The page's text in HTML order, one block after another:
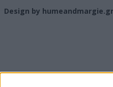
Design by humeandmargie.gr